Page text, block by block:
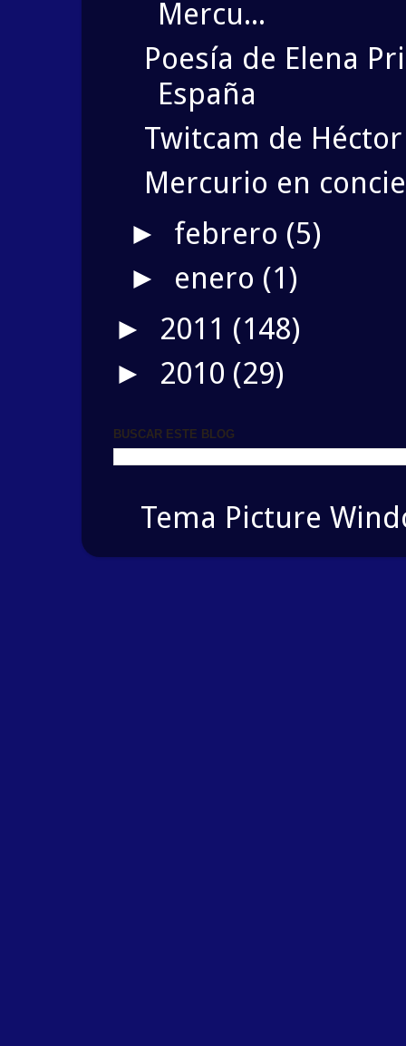
Mercu...
Poesía de Elena
España
Twitcam de
Mercurio en
► febrero (5)
► enero (1)
► 2011 (148)
► 2010 (29)
BUSCAR ESTE BLOG
Tema Picture